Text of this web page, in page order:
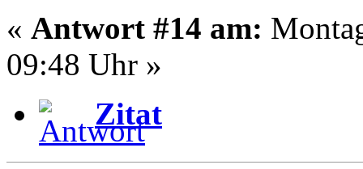
« Antwort #14 am:
09:48 Uhr »
Zitat